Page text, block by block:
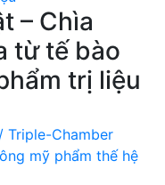
– Chìa
từ tế bào
trị liệu